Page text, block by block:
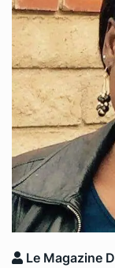
Le Magazine